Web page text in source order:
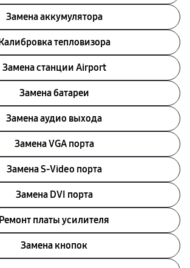
Замена аккумулятора
тепловизора
Замена станции Airport
Замена батареи
Замена аудио выхода
Замена VGA порта
Замена S-Video порта
Замена DVI порта
Ремонт платы усилителя
Замена кнопок